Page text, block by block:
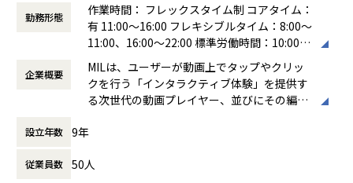
エンジニアは実装にとどまらず、プロダクトを共につくる役
割として関わります。
ユーザー課題の発見から仕様検討、機能立案、実装まで一貫
して携わることで、アイデアがプロダクト成長に直接つなが
る点を実感できます。
GitHub CopilotやChatGPTなどを日常的に活用する開発文
化があり、生成AIの活用支援やナレッジ共有が行われていま
す。
勤務形態
作業時間： フレックスタイム制 コアタイム：
有 11:00～16:00 フレキシブルタイム：8:00～
11:00、16:00～22:00 標準労働時間：10:00～
働き方：フレックス制（コアタイムあり）
時間外労働の有無： 有（月平均10時間～20
時間）
休憩時間： 60分
企業概要
MILは、ユーザーが動画上でタップやクリッ
クを行う「インタラクティブ体験」を提供す
る次世代の動画プレイヤー、並びにその編
す。
諾率向上を目的とした「インタラクティブ採
設立年数 9年
従業員数 50人